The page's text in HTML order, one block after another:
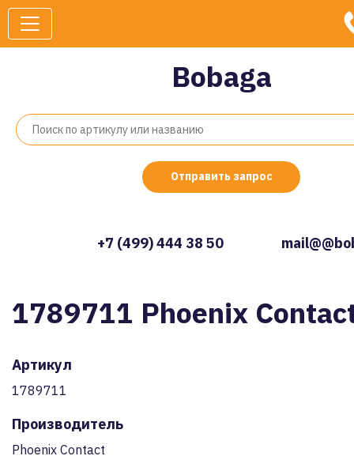
Bobaga
Отправить запрос
+7 (499) 444 38 50
1789711 Phoenix
Артикул
1789711
Производитель
Phoenix Contact